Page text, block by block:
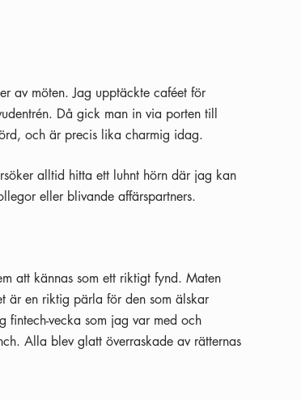
av möten. Jag upptäckte caféet för
Då gick man in via porten till
och är precis lika charmig idag.
alltid hitta ett luhnt hörn där jag kan
eller blivande affärspartners.
att kännas som ett riktigt fynd. Maten
är en riktig pärla för den som älskar
fintech-vecka som jag var med och
Alla blev glatt överraskade av rätternas